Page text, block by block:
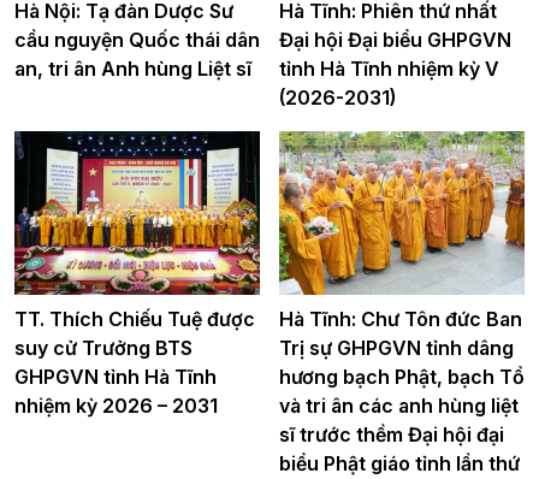
Hà Nội: Tạ đàn Dược Sư
cầu nguyện Quốc thái dân
an, tri ân Anh hùng Liệt sĩ
Hà Tĩnh: Phiên thứ nhất
Đại hội Đại biểu GHPGVN
tỉnh Hà Tĩnh nhiệm kỳ V
(2026-2031)
TT. Thích Chiếu Tuệ được
suy cử Trưởng BTS
GHPGVN tỉnh Hà Tĩnh
nhiệm kỳ 2026 – 2031
Hà Tĩnh: Chư Tôn đức Ban
Trị sự GHPGVN tỉnh dâng
hương bạch Phật, bạch Tổ
và tri ân các anh hùng liệt
sĩ trước thềm Đại hội đại
biểu Phật giáo tỉnh lần thứ